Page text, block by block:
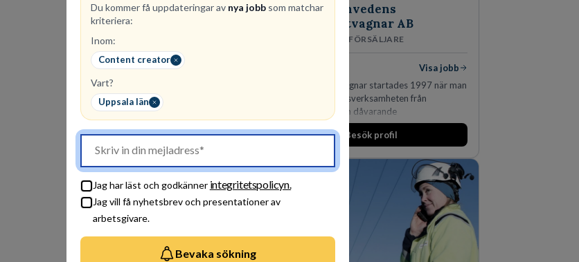
Du kommer få uppdateringar av nya jobbsom matchar
kriteriera:
Inom:
Content creator
Vart?
Uppsala län
Jag har läst och godkänner integritetspolicyn.
Jag vill få nyhetsbrev och presentationer av
arbetsgivare.
Bevaka sökning
Finnvedens
Lastvagnar AB
ÅTERFÖRSÄLJARE
Visa jobb
Finnvedens Lastvagnar startades 1997 när man
särskilde lastvagnsverksamheten från
personbilar på den dåvarande
huvudanläggningen i Värnamo. Sedan dess har
man expanderat kraftigt genom ett antal
den största privata återförsäljaren av Volvo
Lastvagnar och finns representerade på 20
orter i södra Sverige.
Besök profil